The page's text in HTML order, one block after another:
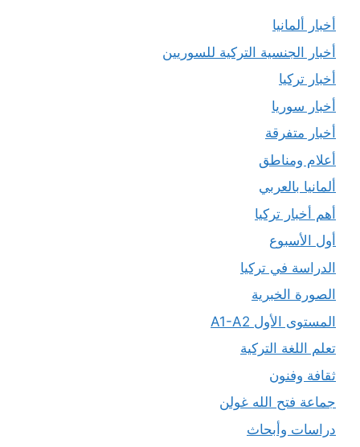
أخبار ألمانيا
أخبار الجنسية التركية للسوريين
أخبار تركيا
أخبار سوريا
أخبار متفرقة
أعلام ومناطق
ألمانيا بالعربي
أهم أخبار تركيا
أول الأسبوع
الدراسة في تركيا
الصورة الخبرية
المستوى الأول A1-A2
تعلم اللغة التركية
ثقافة وفنون
جماعة فتح الله غولن
دراسات وأبحاث